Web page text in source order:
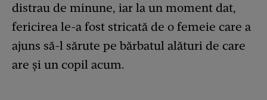
distrau de minune, iar la un moment dat,
fericirea le-a fost stricată de o femeie care a
ajuns să-l sărute pe bărbatul alături de care
are și un copil acum.